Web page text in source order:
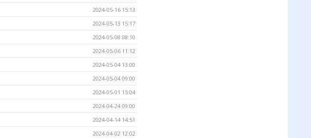
2024-05-16 15:13
2024-05-13 15:17
2024-05-08 08:10
2024-05-06 11:12
2024-05-04 13:00
2024-05-04 09:00
2024-05-01 15:04
2024-04-24 09:00
2024-04-14 14:51
2024-04-02 12:02